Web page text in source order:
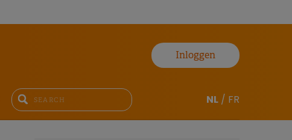
Inloggen
NL / FR